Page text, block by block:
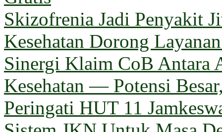
Skizofrenia Jadi Penyakit
Kesehatan Dorong
Sinergi Klaim CoB Antara
Kesehatan — Potensi
Peringati HUT 11